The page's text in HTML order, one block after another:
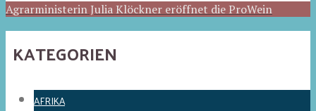
Agrarministerin Julia Klöckner eröffnet die ProWein
KATEGORIEN
AFRIKA